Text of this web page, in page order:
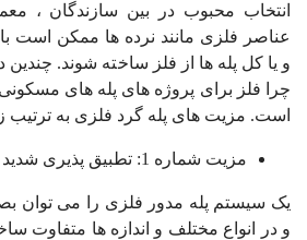
انتخاب محبوب در بین سازندگان ،
عناصر فلزی مانند نرده ها ممکن است
و یا کل پله ها از فلز ساخته شوند.
چرا فلز برای پروژه های پله های
است. مزیت های پله گرد فلزی به ترتیب
مزیت شماره 1: تطبیق پذیری شدید
یک سیستم پله مدور فلزی را می توان
و در انواع مختلف و اندازه ها